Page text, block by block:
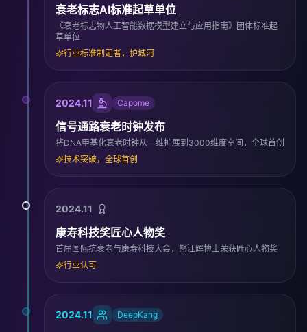
衰老标志AI标准起草单位
《衰老标志物人工智能数据模型建立与应用指南》团体标准起
草单位
行业标准制定者，护城河
2024.11 Capome
信号通路衰老时钟发布
将DNA甲基化衰老时钟从一维扩展到3000维度空间，全球首创
技术突破，全球首创
2024.11
康寿科技奖匠心人物奖
首届国际抗衰老与康寿科技大会，熊江辉博士荣获匠心人物奖
行业认可
2024.11 DeepKang